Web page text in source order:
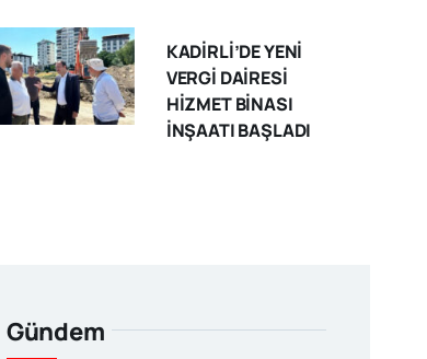
KADİRLİ’DE YENİ
VERGİ DAİRESİ
HİZMET BİNASI
İNŞAATI BAŞLADI
Gündem